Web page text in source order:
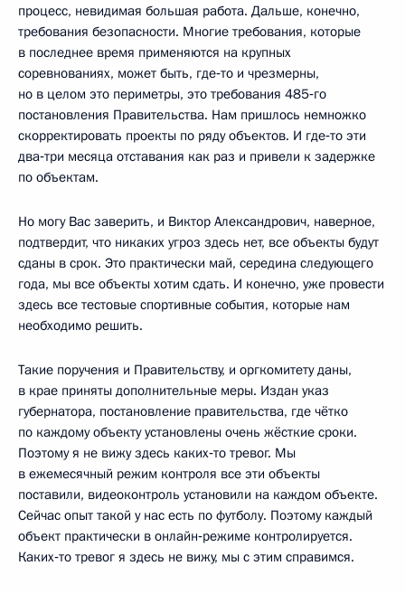
процесс, невидимая большая работа. Дальше, конечно,
требования безопасности. Многие требования, которые
в последнее время применяются на крупных
соревнованиях, может быть, где‑то и чрезмерны,
но в целом это периметры, это требования 485‑го
постановления Правительства. Нам пришлось немножко
скорректировать проекты по ряду объектов. И где‑то эти
два‑три месяца отставания как раз и привели к задержке
по объектам.
Но могу Вас заверить, и Виктор Александрович, наверное,
подтвердит, что никаких угроз здесь нет, все объекты будут
сданы в срок. Это практически май, середина следующего
года, мы все объекты хотим сдать. И конечно, уже провести
здесь все тестовые спортивные события, которые нам
необходимо решить.
Такие поручения и Правительству, и оргкомитету даны,
в крае приняты дополнительные меры. Издан указ
губернатора, постановление правительства, где чётко
по каждому объекту установлены очень жёсткие сроки.
Поэтому я не вижу здесь каких‑то тревог. Мы
в ежемесячный режим контроля все эти объекты
поставили, видеоконтроль установили на каждом объекте.
Сейчас опыт такой у нас есть по футболу. Поэтому каждый
объект практически в онлайн‑режиме контролируется.
Каких‑то тревог я здесь не вижу, мы с этим справимся.